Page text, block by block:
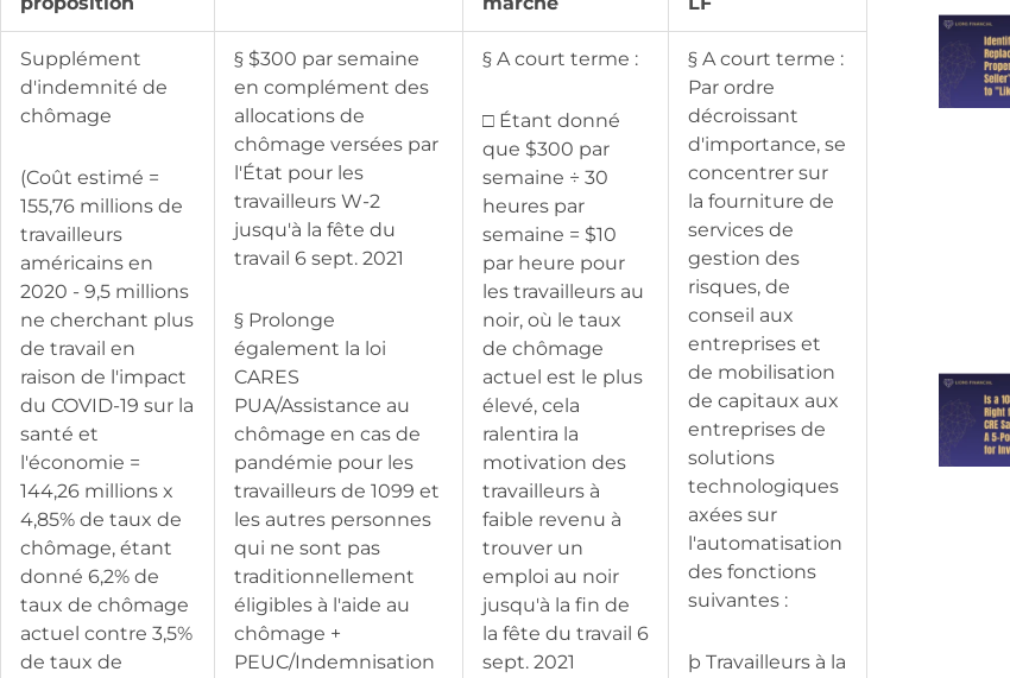
Supplément
d'indemnité de
chômage
(Coût estimé =
155,76 millions de
travailleurs
américains en
2020 - 9,5 millions
ne cherchant plus
de travail en
raison de l'impact
du COVID-19 sur la
santé et
l'économie =
144,26 millions x
4,85% de taux de
chômage, étant
donné 6,2% de
taux de chômage
actuel contre 3,5%
de taux de
§ $300 par semaine
en complément des
allocations de
chômage versées par
l'État pour les
travailleurs W-2
jusqu'à la fête du
travail 6 sept. 2021
§ Prolonge
également la loi
CARES
PUA/Assistance au
chômage en cas de
pandémie pour les
travailleurs de 1099 et
les autres personnes
qui ne sont pas
traditionnellement
éligibles à l'aide au
chômage +
PEUC/Indemnisation
§ A court terme :
□ Étant donné
que $300 par
semaine ÷ 30
heures par
semaine = $10
par heure pour
les travailleurs au
noir, où le taux
de chômage
actuel est le plus
élevé, cela
ralentira la
motivation des
travailleurs à
faible revenu à
trouver un
emploi au noir
jusqu'à la fin de
la fête du travail 6
sept. 2021
§ A court terme :
Par ordre
décroissant
d'importance, se
concentrer sur
la fourniture de
services de
gestion des
risques, de
conseil aux
entreprises et
de mobilisation
de capitaux aux
entreprises de
solutions
technologiques
axées sur
l'automatisation
des fonctions
suivantes :
þ Travailleurs à la